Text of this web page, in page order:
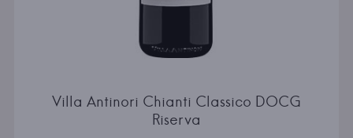
Villa Antinori Chianti Classico DOCG
Riserva